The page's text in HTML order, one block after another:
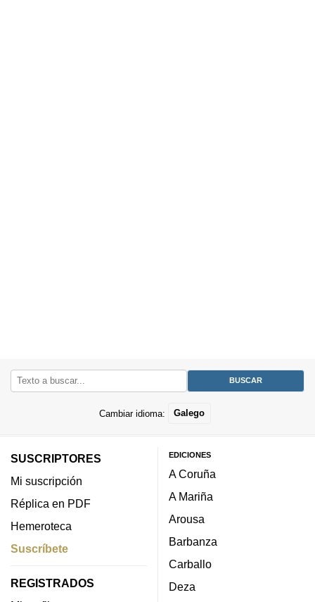
Cambiar idioma: Galego
SUSCRIPTORES
Mi suscripción
Réplica en PDF
Hemeroteca
Suscríbete
REGISTRADOS
EDICIONES
A Coruña
A Mariña
Arousa
Barbanza
Carballo
Deza